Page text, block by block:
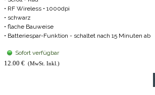
• RF Wireless • 1000dpi
• schwarz
• flache Bauweise
• Batteriespar-Funktion - schaltet nach 15 Minuten ab
Sofort verfügbar
12.00 € (MwSt. Inkl.)